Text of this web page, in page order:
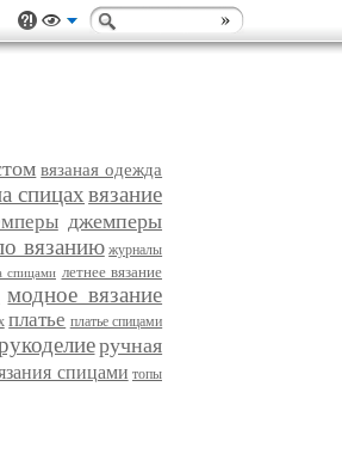
вязаная одежда
спицахвязание
джемперы
вязанию журналы
спицами летнее вязание
модное вязание
платье платье спицами
ручная
спицами топы